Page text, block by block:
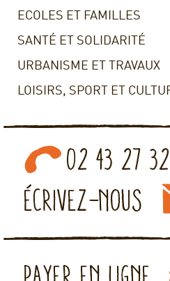
ECOLES ET FAMILLES
SANTÉ ET SOLIDARITÉ
URBANISME ET TRAVAUX
LOISIRS, SPORT ET